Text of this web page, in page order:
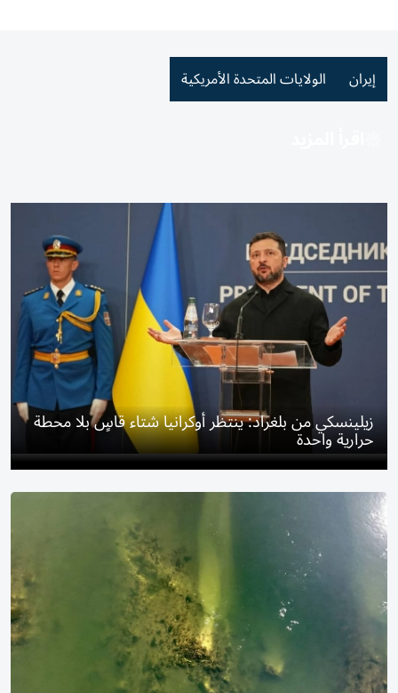
إيران الولايات المتحدة الأمريكية
زيلينسكي من بلغراد: ينتظر أوكرانيا شتاء قاسٍ بلا محطة
حرارية واحدة